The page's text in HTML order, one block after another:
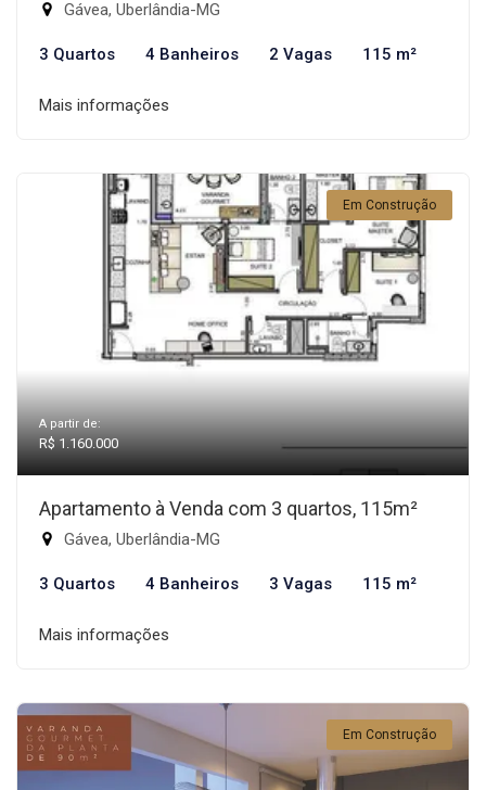
Gávea, Uberlândia-MG
3 Quartos 4 Banheiros 2 Vagas 115 m²
Mais informações
Em Construção
A partir de:
R$ 1.160.000
Apartamento à Venda com 3 quartos, 115m²
Gávea, Uberlândia-MG
3 Quartos 4 Banheiros 3 Vagas 115 m²
Mais informações
Em Construção